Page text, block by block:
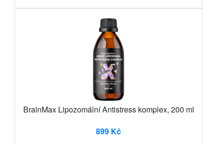
BrainMax Lipozomální Antistress komplex, 200 ml
899 Kč